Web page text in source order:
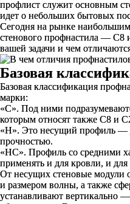
профлист служит основным
идет о небольших бытовых
Сегодня на рынке
стенового профнастила — С8
вашей задачи и чем
Базовая
Базовая классификация
марки:
«С». Под ними
которым относят также С8 и
«Н». Это несущий профиль —
прочностью.
«НС». Профиль со средними
применять и для кровли, и для
От несущих стеновые модули
и размером волны, а также
устанавливают вертикально